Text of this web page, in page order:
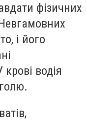
фізичних
і його
водія